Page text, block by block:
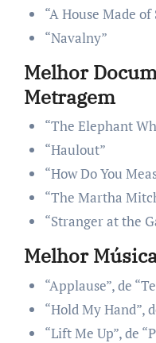
“A House Made
“Navalny”
Melhor
Metragem
“The Elephant
“Haulout”
“How Do You
“The Martha
“Stranger at the
Melhor
“Applause”, de
“Hold My Hand”,
“Lift Me Up”, de